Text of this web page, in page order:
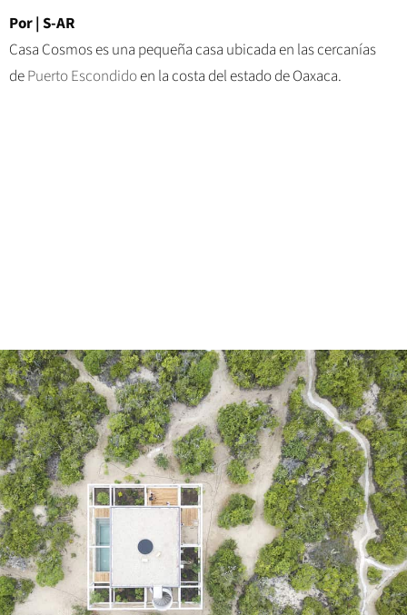
Por | S-AR
Casa Cosmos es una pequeña casa ubicada en las cercanías
dePuerto Escondidoen la costa del estado de Oaxaca.